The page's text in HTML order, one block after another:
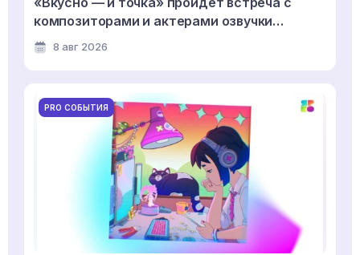
композиторами и актерами озвучки
мультсериала «Смешарики»
8 авг 2026
PRO СОБЫТИЯ